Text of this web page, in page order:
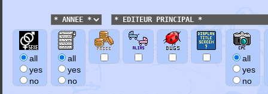
all
yes
no
all
yes
no
all
yes
no